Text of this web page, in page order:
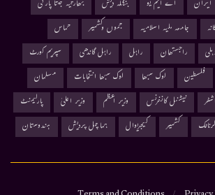
ایران اے ایم یو بنگلہ دیش
بھارتیہ جنتا پارٹی
جامعہ ملیہ اسلامیہ جموں وکشمیر
حماس
راجستھان راہل راہل گاندھی
سپریم کورٹ
فلسطین لوک سبھا لوک سبھا انتخابات
مسلمان
نیشنل کانفرنس وزیر اعظم وزیر اعلیٰ
پارلیمنٹ
کشمیر کیجریوال ہماچل پردیش ہندوستان